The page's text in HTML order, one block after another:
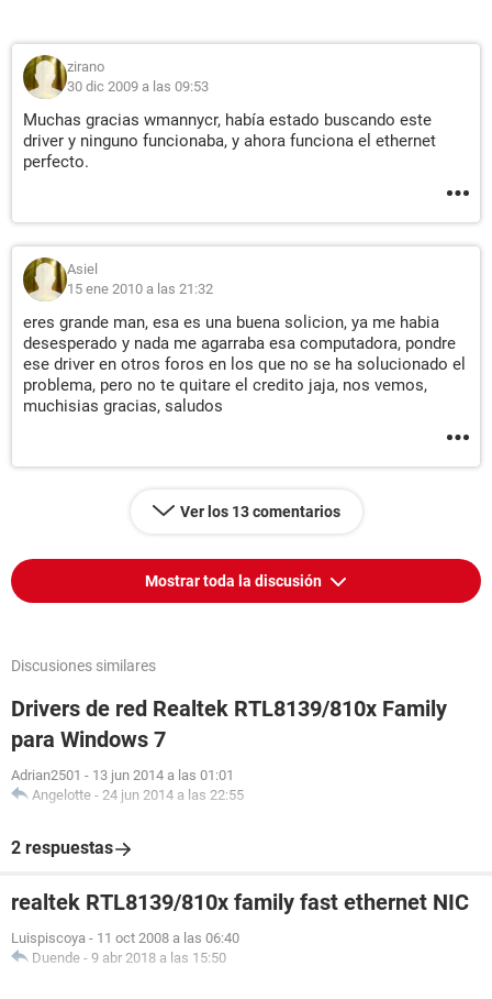
zirano
30 dic 2009 a las 09:53
Muchas gracias wmannycr, había estado buscando este
driver y ninguno funcionaba, y ahora funciona el ethernet
perfecto.
Asiel
15 ene 2010 a las 21:32
eres grande man, esa es una buena solicion, ya me habia
desesperado y nada me agarraba esa computadora, pondre
ese driver en otros foros en los que no se ha solucionado el
problema, pero no te quitare el credito jaja, nos vemos,
muchisias gracias, saludos
Ver los 13 comentarios
Mostrar toda la discusión
Discusiones similares
Drivers de red Realtek RTL8139/810x Family
para Windows 7
Adrian2501 - 13 jun 2014 a las 01:01
Angelotte - 24 jun 2014 a las 22:55
2 respuestas
realtek RTL8139/810x family fast ethernet NIC
Luispiscoya - 11 oct 2008 a las 06:40
Duende - 9 abr 2018 a las 15:50